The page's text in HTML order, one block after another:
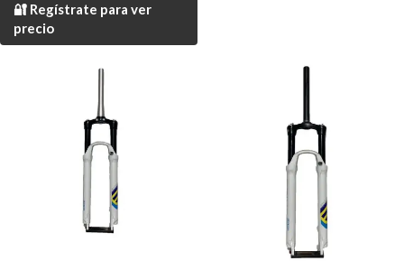
🔐 Regístrate para ver
precio